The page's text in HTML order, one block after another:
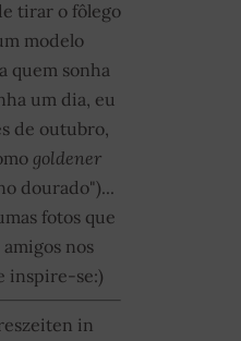
tirar o fôlego
modelo
quem sonha
um dia, eu
de outubro,
goldener
dourado")...
fotos que
nos
inspire-se:)
in